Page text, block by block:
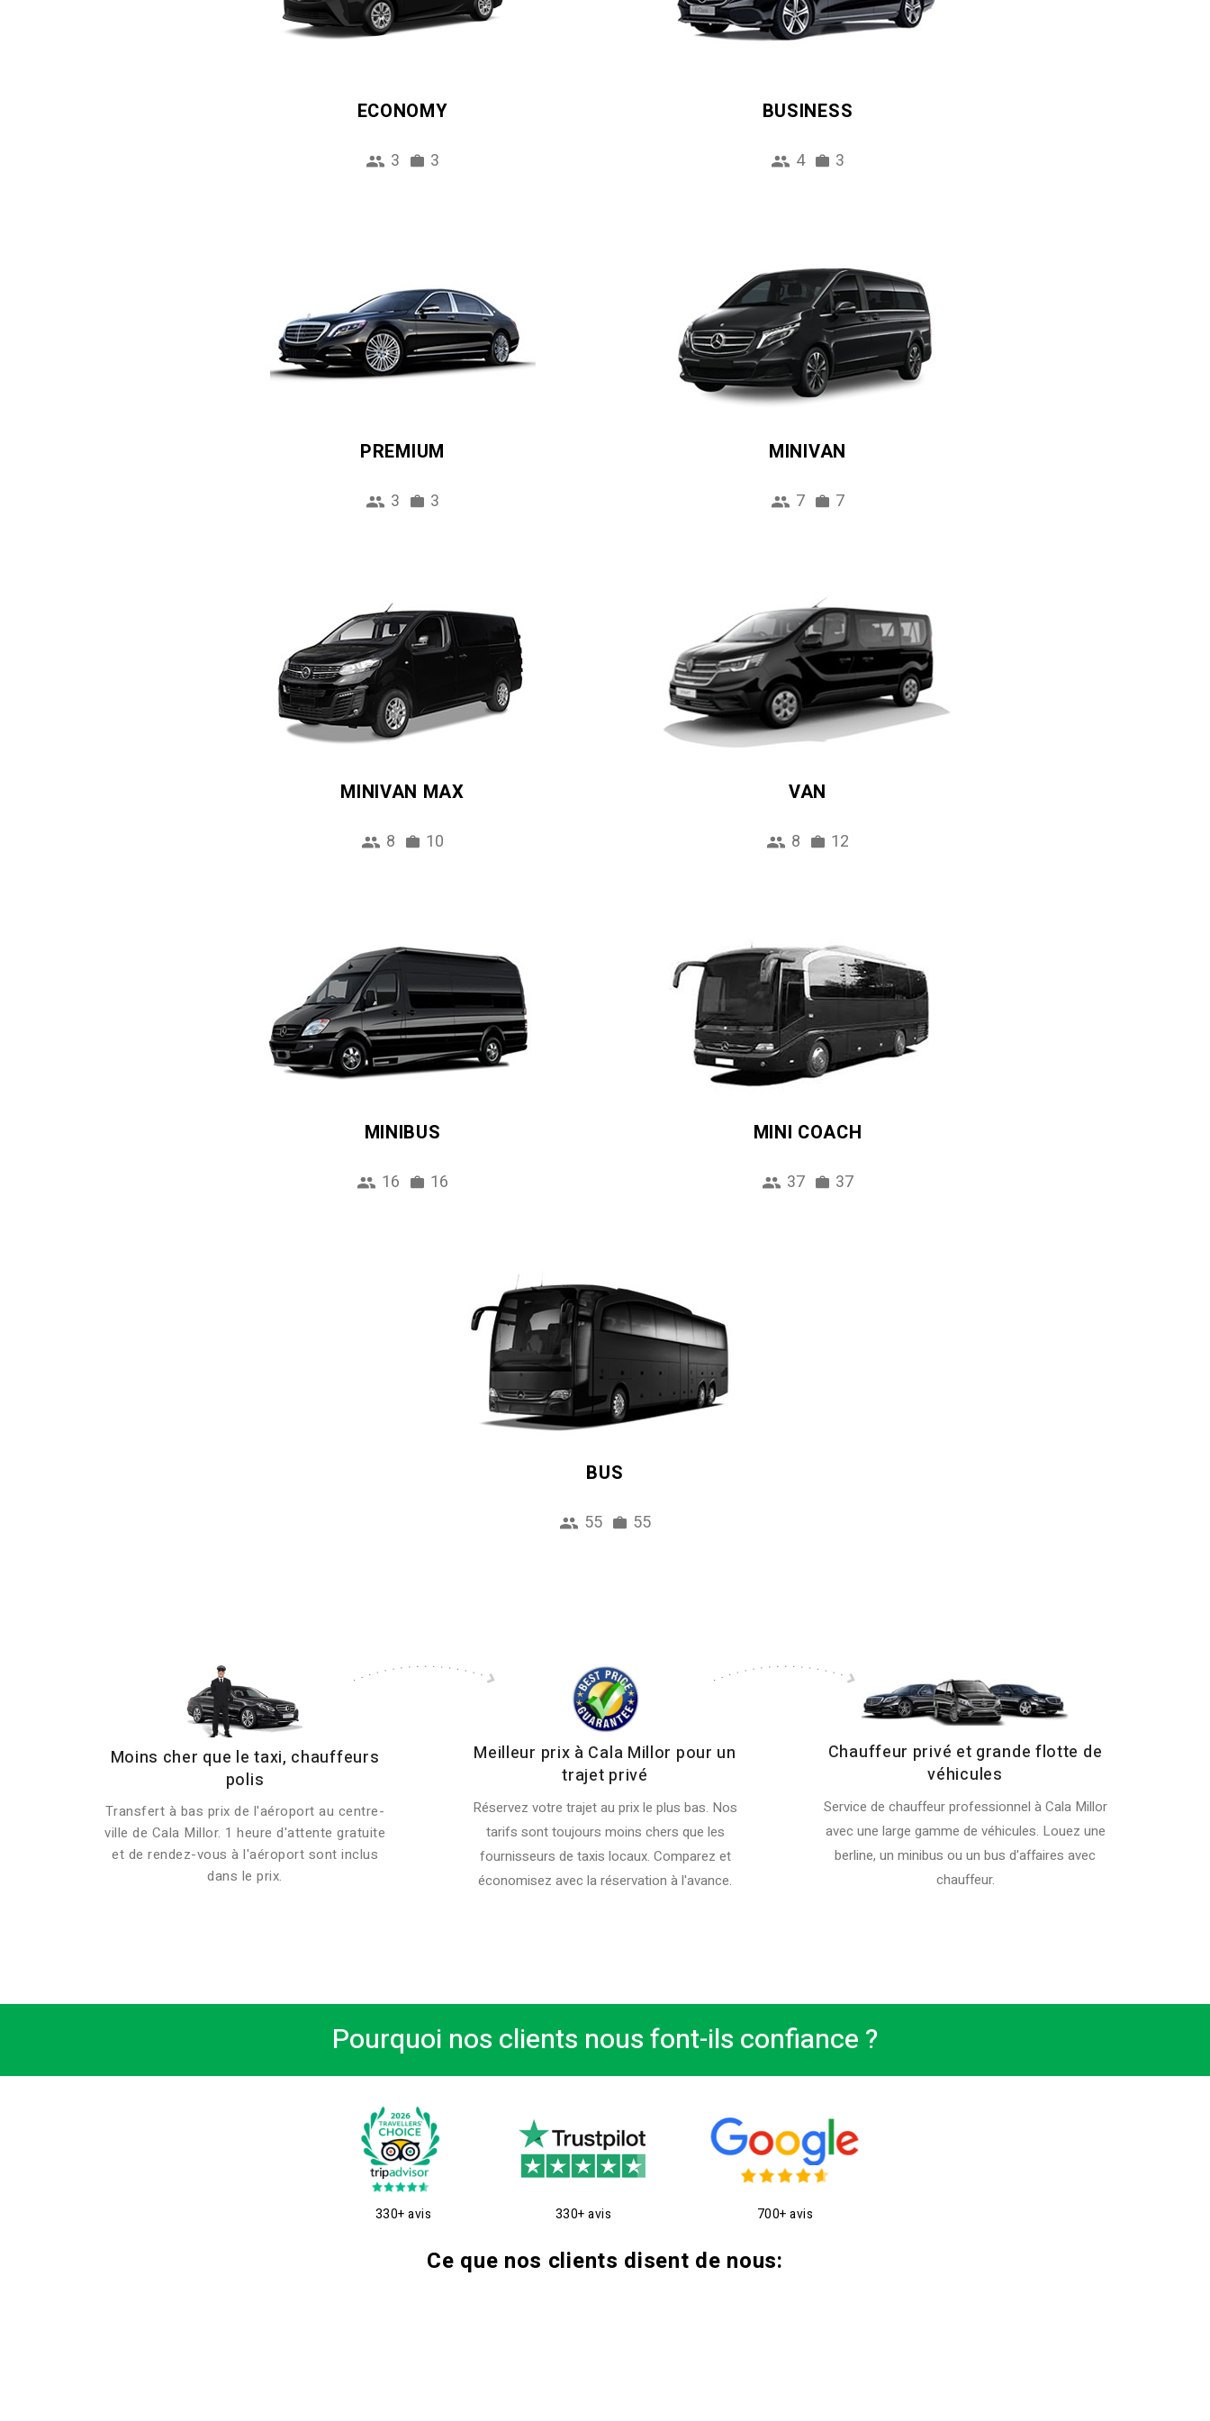
ECONOMY
3 3
BUSINESS
4 3
PREMIUM
3 3
MINIVAN
7 7
MINIVAN MAX
8 10
VAN
8 12
MINIBUS
16 16
MINI COACH
37 37
BUS
55 55
Moins cher que le taxi, chauffeurs
polis
Transfert à bas prix de l'aéroport au centre-
ville de Cala Millor. 1 heure d'attente gratuite
et de rendez-vous à l'aéroport sont inclus
dans le prix.
Meilleur prix à Cala Millor pour un
trajet privé
Réservez votre trajet au prix le plus bas. Nos
tarifs sont toujours moins chers que les
fournisseurs de taxis locaux. Comparez et
économisez avec la réservation à l'avance.
Chauffeur privé et grande flotte de
véhicules
Service de chauffeur professionnel à Cala Millor
avec une large gamme de véhicules. Louez une
berline, un minibus ou un bus d'affaires avec
chauffeur.
Pourquoi nos clients nous font-ils confiance ?
330+ avis 330+ avis 700+ avis
Ce que nos clients disent de nous: